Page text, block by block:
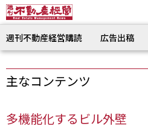
週刊不動産経営購読 広告出稿
主なコンテンツ
多機能化するビル外壁